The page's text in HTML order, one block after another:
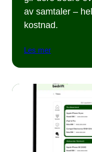
av samtaler –
kostnad.
Les mer